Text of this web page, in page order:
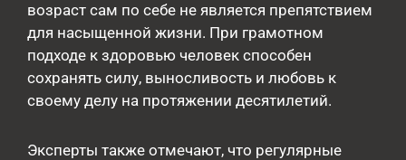
возраст сам по себе не является препятствием
для насыщенной жизни. При грамотном
подходе к здоровью человек способен
сохранять силу, выносливость и любовь к
своему делу на протяжении десятилетий.
Эксперты также отмечают, что регулярные